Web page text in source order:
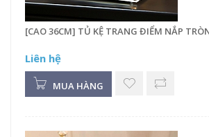
[CAO 36CM] TỦ KỆ TRANG ĐIỂM NẮP
Liên hệ
MUA HÀNG